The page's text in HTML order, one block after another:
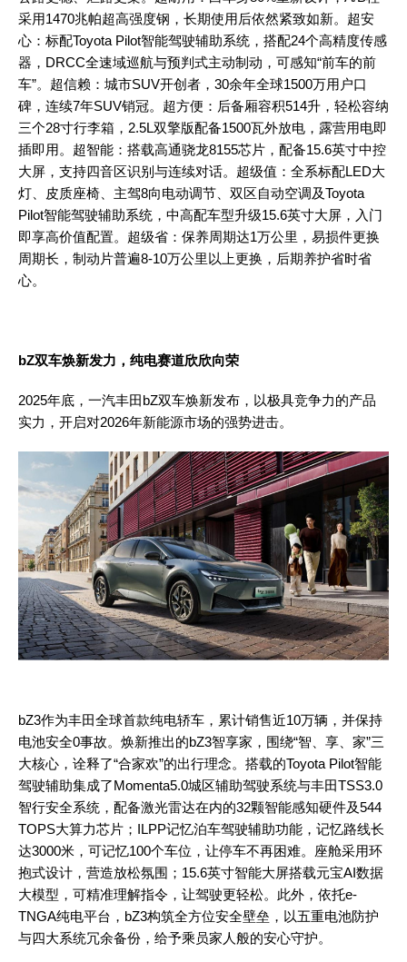
采用1470兆帕超高强度钢，长期使用后依然紧致如新。超安
心：标配Toyota Pilot智能驾驶辅助系统，搭配24个高精度传感
器，DRCC全速域巡航与预判式主动制动，可感知“前车的前
车”。超信赖：城市SUV开创者，30余年全球1500万用户口
碑，连续7年SUV销冠。超方便：后备厢容积514升，轻松容纳
三个28寸行李箱，2.5L双擎版配备1500瓦外放电，露营用电即
插即用。超智能：搭载高通骁龙8155芯片，配备15.6英寸中控
大屏，支持四音区识别与连续对话。超级值：全系标配LED大
灯、皮质座椅、主驾8向电动调节、双区自动空调及Toyota
Pilot智能驾驶辅助系统，中高配车型升级15.6英寸大屏，入门
即享高价值配置。超级省：保养周期达1万公里，易损件更换
周期长，制动片普遍8-10万公里以上更换，后期养护省时省
心。
bZ双车焕新发力，纯电赛道欣欣向荣
2025年底，一汽丰田bZ双车焕新发布，以极具竞争力的产品
实力，开启对2026年新能源市场的强势进击。
bZ3作为丰田全球首款纯电轿车，累计销售近10万辆，并保持
电池安全0事故。焕新推出的bZ3智享家，围绕“智、享、家”三
大核心，诠释了“合家欢”的出行理念。搭载的Toyota Pilot智能
驾驶辅助集成了Momenta5.0城区辅助驾驶系统与丰田TSS3.0
智行安全系统，配备激光雷达在内的32颗智能感知硬件及544
TOPS大算力芯片；ILPP记忆泊车驾驶辅助功能，记忆路线长
达3000米，可记忆100个车位，让停车不再困难。座舱采用环
抱式设计，营造放松氛围；15.6英寸智能大屏搭载元宝AI数据
大模型，可精准理解指令，让驾驶更轻松。此外，依托e-
TNGA纯电平台，bZ3构筑全方位安全壁垒，以五重电池防护
与四大系统冗余备份，给予乘员家人般的安心守护。